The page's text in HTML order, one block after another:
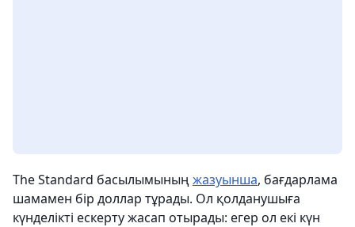
The Standard басылымының жазуынша, бағдарлама
шамамен бір доллар тұрады. Ол қолданушыға
күнделікті ескерту жасап отырады: егер ол екі күн